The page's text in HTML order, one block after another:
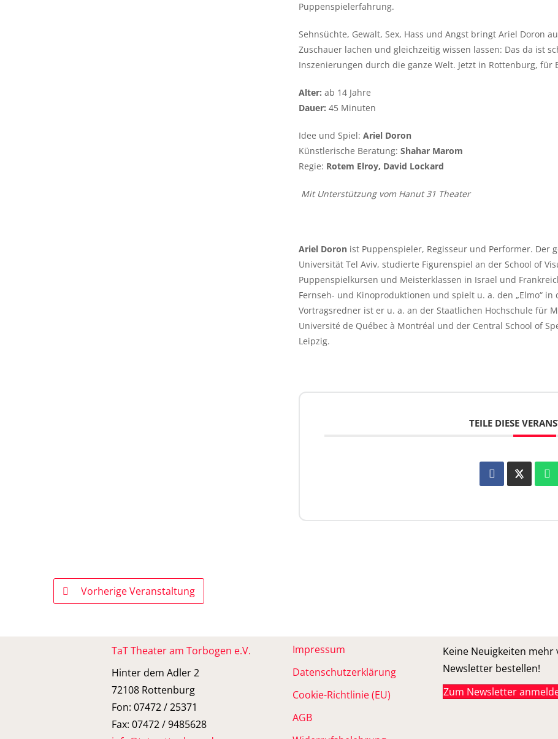
Puppenspielerfahrung.
Sehnsüchte, Gewalt, Sex, Hass und Angst bringt Ariel Doron
Zuschauer lachen und gleichzeitig wissen lassen: Das da ist
Inszenierungen durch die ganze Welt. Jetzt in Rottenburg, für
Alter: ab 14 Jahre
Dauer: 45 Minuten
Idee und Spiel: Ariel Doron
Künstlerische Beratung: Shahar Marom
Regie: Rotem Elroy, David Lockard
Mit Unterstützung vom Hanut 31 Theater
Ariel Doron ist Puppenspieler, Regisseur und Performer.
Universität Tel Aviv, studierte Figurenspiel an der School of
Puppenspielkursen und Meisterklassen in Israel und
Fernseh- und Kinoproduktionen und spielt u. a. den „Elmo“
Vortragsredner ist er u. a. an der Staatlichen Hochschule für
Université de Québec à Montréal und der Central School of
Leipzig.
TEILE DIESE
Vorherige Veranstaltung
TaT Theater am Torbogen e.V.
Hinter dem Adler 2
72108 Rottenburg
Fon: 07472 / 25371
Fax: 07472 / 9485628
Impressum
Datenschutzerklärung
Cookie-Richtlinie (EU)
AGB
Keine Neuigkeiten
Newsletter bestellen!
Zum Newsletter